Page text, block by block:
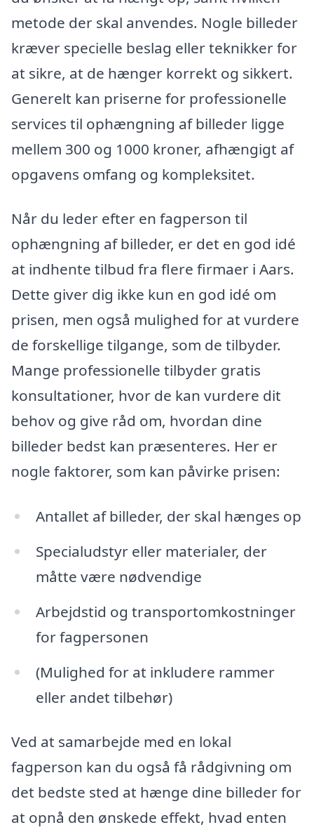
metode der skal anvendes. Nogle billeder
kræver specielle beslag eller teknikker for
at sikre, at de hænger korrekt og sikkert.
Generelt kan priserne for professionelle
services til ophængning af billeder ligge
mellem 300 og 1000 kroner, afhængigt af
opgavens omfang og kompleksitet.
Når du leder efter en fagperson til
ophængning af billeder, er det en god idé
at indhente tilbud fra flere firmaer i Aars.
Dette giver dig ikke kun en god idé om
prisen, men også mulighed for at vurdere
de forskellige tilgange, som de tilbyder.
Mange professionelle tilbyder gratis
konsultationer, hvor de kan vurdere dit
behov og give råd om, hvordan dine
billeder bedst kan præsenteres. Her er
nogle faktorer, som kan påvirke prisen:
Antallet af billeder, der skal hænges op
Specialudstyr eller materialer, der
måtte være nødvendige
Arbejdstid og transportomkostninger
for fagpersonen
(Mulighed for at inkludere rammer
eller andet tilbehør)
Ved at samarbejde med en lokal
fagperson kan du også få rådgivning om
det bedste sted at hænge dine billeder for
at opnå den ønskede effekt, hvad enten